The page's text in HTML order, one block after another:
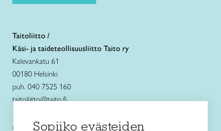
Taitoliitto /
Käsi- ja taideteollisuusliitto Taito ry
Kalevankatu 61
00180 Helsinki
puh. 040 7525 160
taitoliitto@taito.fi
Käsityökurssit ja koulutus
Sopiiko evästeiden